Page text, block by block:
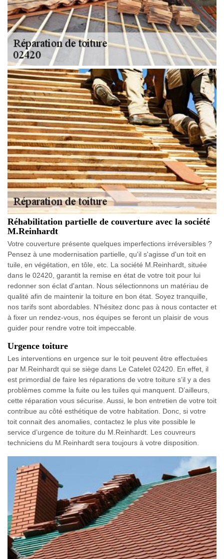
Réhabilitation partielle de couverture avec la société
M.Reinhardt
Votre couverture présente quelques imperfections irréversibles ?
Pensez à une modernisation partielle, qu'il s'agisse d'un toit en
tuile, en végétation, en tôle, etc. La société M.Reinhardt, située
dans le 02420, garantit la remise en état de votre toit pour lui
redonner son éclat d'antan. Nous sélectionnons un matériau de
qualité afin de maintenir la toiture en bon état. Soyez tranquille,
nos tarifs sont abordables. N'hésitez donc pas à nous contacter et
à fixer un rendez-vous, nos équipes se feront un plaisir de vous
guider pour rendre votre toit impeccable.
Urgence toiture
Les interventions en urgence sur le toit peuvent être effectuées
par M.Reinhardt qui se siège dans Le Catelet 02420. En effet, il
est primordial de faire les réparations de votre toiture s’il y a des
problèmes comme la fuite ou les tuiles qui manquent. D’ailleurs,
cette réparation vous sécurise. Aussi, le bon entretien de votre toit
contribue au côté esthétique de votre habitation. Donc, si votre
toit connait des anomalies, contactez le plus vite possible le
service d’urgence de toiture du M.Reinhardt. Les couvreurs
techniciens du M.Reinhardt sera toujours à votre disposition.